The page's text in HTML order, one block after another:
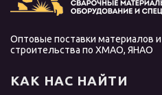
Оптовые поставки материалов
строительства по ХМАО, ЯНАО
КАК НАС НАЙТИ